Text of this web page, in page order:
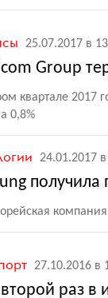
25.07.2017 в
Group
квартале 2017
0,8%
24.01.2017
компания
27.10.2016 в
второй раз в